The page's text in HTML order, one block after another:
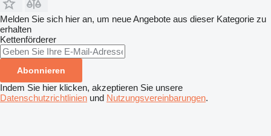
Melden Sie sich hier an, um neue Angebote aus dieser Kategorie zu
erhalten
Kettenförderer
Abonnieren
Indem Sie hier klicken, akzeptieren Sie unsere
Datenschutzrichtlinien und Nutzungsvereinbarungen.